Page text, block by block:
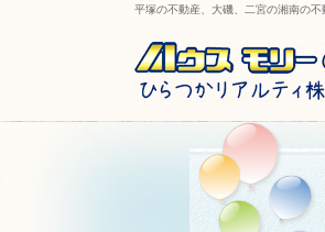
平塚の不動産、大磯、二宮の湘南の